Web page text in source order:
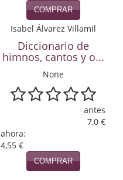
COMPRAR
Isabel Álvarez Villamil
Diccionario de
himnos, cantos y o...
None
antes
7,0 €
ahora:
4,55 €
COMPRAR